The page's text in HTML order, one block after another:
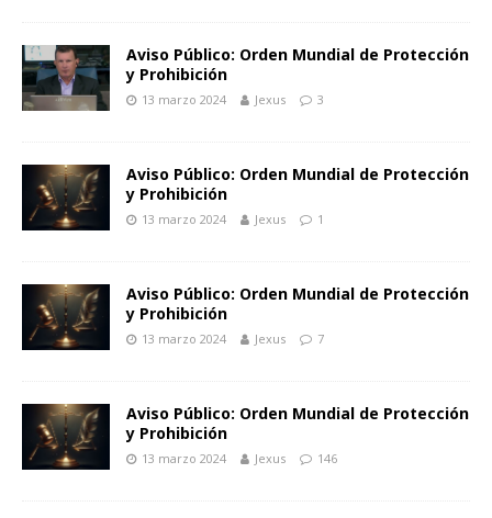
Aviso Público: Orden Mundial de Protección
y Prohibición
13 marzo 2024 Jexus 3
Aviso Público: Orden Mundial de Protección
y Prohibición
13 marzo 2024 Jexus 1
Aviso Público: Orden Mundial de Protección
y Prohibición
13 marzo 2024 Jexus 7
Aviso Público: Orden Mundial de Protección
y Prohibición
13 marzo 2024 Jexus 146